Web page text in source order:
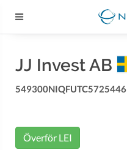
JJ Invest AB
549300NIQFUTC5725446
Överför LEI